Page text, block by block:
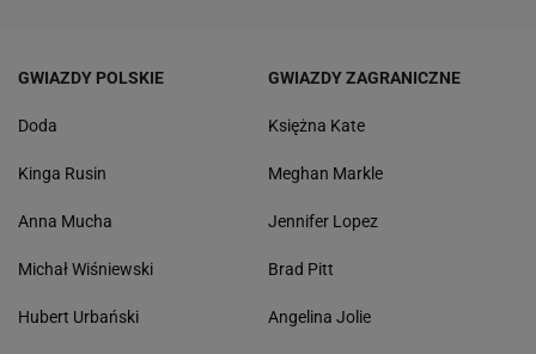
GWIAZDY POLSKIE
Doda
Kinga Rusin
Anna Mucha
Michał Wiśniewski
Hubert Urbański
GWIAZDY ZAGRANICZNE
Księżna Kate
Meghan Markle
Jennifer Lopez
Brad Pitt
Angelina Jolie